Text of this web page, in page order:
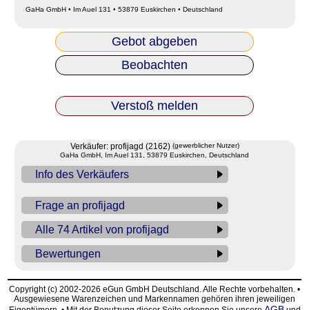
GaHa GmbH • Im Auel 131 • 53879 Euskirchen • Deutschland
Gebot abgeben
Beobachten
Verstoß melden
Verkäufer: profijagd (2162) (gewerblicher Nutzer)
GaHa GmbH, Im Auel 131, 53879 Euskirchen, Deutschland
Info des Verkäufers
Frage an profijagd
Alle 74 Artikel von profijagd
Bewertungen
Copyright (c) 2002-2026 eGun GmbH Deutschland. Alle Rechte vorbehalten. •
Ausgewiesene Warenzeichen und Markennamen gehören ihren jeweiligen